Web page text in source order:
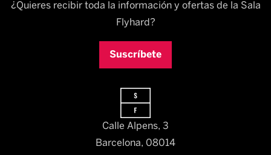
¿Quieres recibir toda la información y ofertas de la Sala
Flyhard?
Suscríbete
Calle Alpens, 3
Barcelona, 08014​